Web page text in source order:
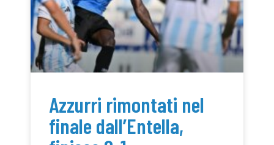
Azzurri rimontati nel
finale dall’Entella,